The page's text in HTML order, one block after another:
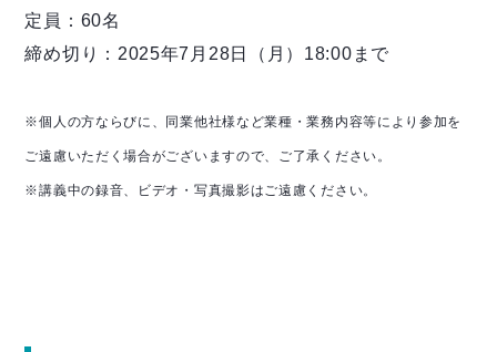
定員：60名
締め切り：2025年7月28日（月）18:00まで
※個人の方ならびに、同業他社様など業種・業務内容等により参加を
ご遠慮いただく場合がございますので、ご了承ください。
※講義中の録音、ビデオ・写真撮影はご遠慮ください。